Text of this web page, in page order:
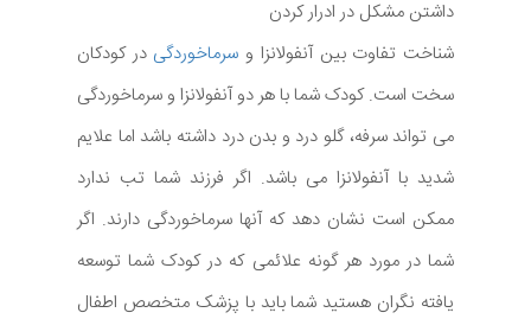
داشتن مشکل در ادرار کردن
شناخت تفاوت بین آنفولانزا و سرماخوردگی در کودکان
سخت است. کودک شما با هر دو آنفولانزا و سرماخوردگی
می تواند سرفه، گلو درد و بدن درد داشته باشد اما علایم
شدید با آنفولانزا می باشد. اگر فرزند شما تب ندارد
ممکن است نشان دهد که آنها سرماخوردگی دارند. اگر
شما در مورد هر گونه علائمی که در کودک شما توسعه
یافته نگران هستید شما باید با پزشک متخصص اطفال